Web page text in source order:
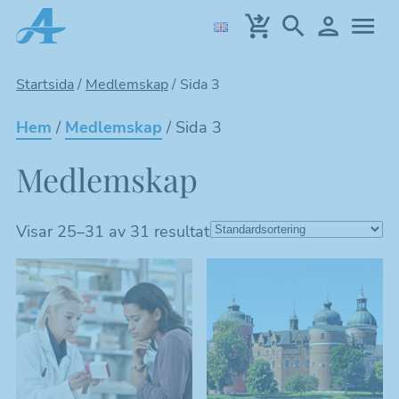
Hoppa
till
Startsida/ Medlemskap/ Sida 3
Hem / Medlemskap / Sida 3
Medlemskap
Visar 25–31 av 31 resultat